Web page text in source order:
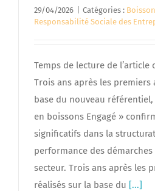
29/04/2026 Catégories : Boisson
Responsabilité Sociale des
Temps de lecture de l’article
Trois ans après les premiers
base du nouveau
en boissons Engagé »
significatifs dans la
performance des
secteur. Trois ans après les
réalisés sur la base du [...]